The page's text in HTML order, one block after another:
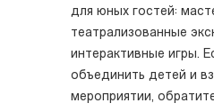
для юных гостей:
театрализованные
интерактивные игры.
объединить детей и
мероприятии,